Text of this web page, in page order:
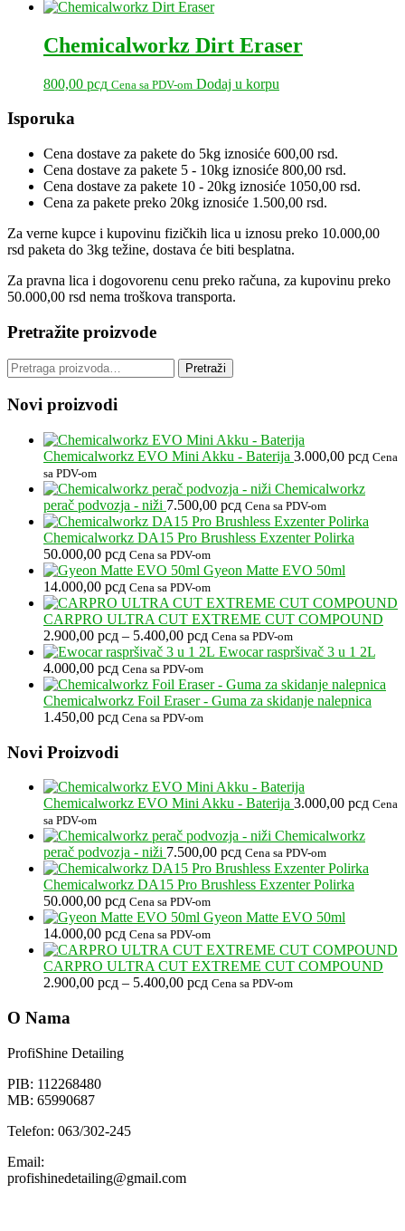
Chemicalworkz Dirt Eraser
800,00 рсд Cena sa PDV-om Dodaj u korpu
Primary
Sidebar
Isporuka
Cena dostave za pakete do 5kg iznosiće 600,00 rsd.
Cena dostave za pakete 5 - 10kg iznosiće 800,00 rsd.
Cena dostave za pakete 10 - 20kg iznosiće 1050,00 rsd.
Cena za pakete preko 20kg iznosiće 1.500,00 rsd.
Za verne kupce i kupovinu fizičkih lica u iznosu preko 10.000,00
rsd paketa do 3kg težine, dostava će biti besplatna.
Za pravna lica i dogovorenu cenu preko računa, za kupovinu preko
50.000,00 rsd nema troškova transporta.
Pretražite proizvode
Pretraga
za:
Pretraži
Novi proizvodi
Chemicalworkz EVO Mini Akku - Baterija 3.000,00 рсд Cena
sa PDV-om
Chemicalworkz
perač podvozja - niži 7.500,00 рсд Cena sa PDV-om
Chemicalworkz DA15 Pro Brushless Exzenter Polirka
50.000,00 рсд Cena sa PDV-om
Gyeon Matte EVO 50ml
14.000,00 рсд Cena sa PDV-om
CARPRO ULTRA CUT EXTREME CUT COMPOUND
2.900,00 рсд – 5.400,00 рсдRaspon
cena:
2.900,00 рсд
do
Cena sa PDV-om
Ewocar raspršivač 3 u 1 2L
4.000,00 рсд Cena sa PDV-om
Chemicalworkz Foil Eraser - Guma za skidanje nalepnica
1.450,00 рсд Cena sa PDV-om
Footer
Novi Proizvodi
Chemicalworkz EVO Mini Akku - Baterija 3.000,00 рсд Cena
sa PDV-om
Chemicalworkz
perač podvozja - niži 7.500,00 рсд Cena sa PDV-om
Chemicalworkz DA15 Pro Brushless Exzenter Polirka
50.000,00 рсд Cena sa PDV-om
Gyeon Matte EVO 50ml
14.000,00 рсд Cena sa PDV-om
CARPRO ULTRA CUT EXTREME CUT COMPOUND
2.900,00 рсд – 5.400,00 рсдRaspon
Cena sa PDV-om
O Nama
ProfiShine Detailing
PIB: 112268480
MB: 65990687
Telefon: 063/302-245
Email:
profishinedetailing@gmail.com